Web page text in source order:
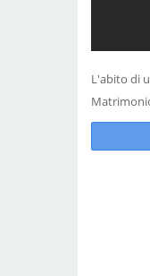
L'abito di